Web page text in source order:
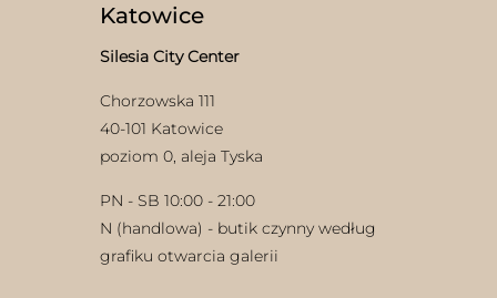
Katowice
Silesia City Center
Chorzowska 111
40-101 Katowice
poziom 0, aleja Tyska
PN - SB 10:00 - 21:00
N (handlowa) - butik czynny według
grafiku otwarcia galerii